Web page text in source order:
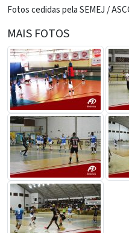
Fotos cedidas pela SEMEJ /
MAIS FOTOS